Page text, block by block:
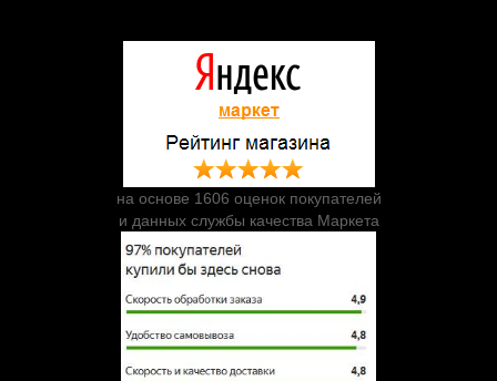
на основе 1606 оценок покупателей
и данных службы качества Маркета